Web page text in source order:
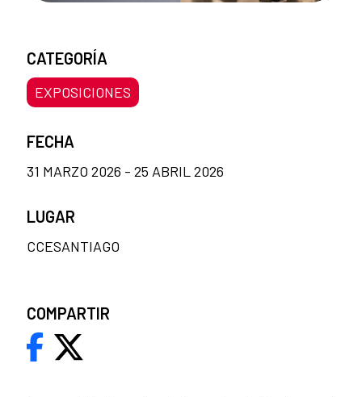
CATEGORÍA
EXPOSICIONES
FECHA
31 MARZO 2026 - 25 ABRIL 2026
LUGAR
CCESANTIAGO
COMPARTIR